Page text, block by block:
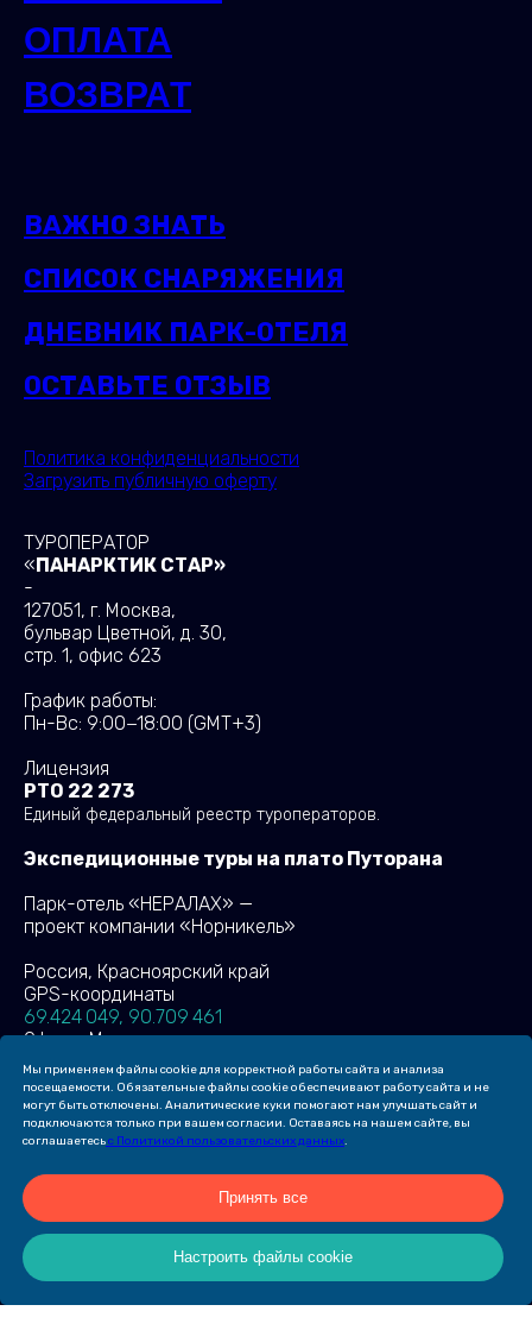
ОПЛАТА
ВОЗВРАТ
ВАЖНО ЗНАТЬ
СПИСОК СНАРЯЖЕНИЯ
ДНЕВНИК ПАРК-ОТЕЛЯ
ОСТАВЬТЕ ОТЗЫВ
Политика конфиденциальности
Загрузить публичную оферту
ТУРОПЕРАТОР
«ПАНАРКТИК СТАР»
-
127051, г. Москва,
бульвар Цветной, д. 30,
стр. 1, офис 623
График работы:
Пн-Вс: 9:00−18:00 (GMT+3)
Лицензия
РТО 22 273
Единый федеральный реестр туроператоров.
Экспедиционные туры на плато Путорана
Парк-отель «НЕРАЛАХ» —
проект компании «Норникель»
Россия, Красноярский край
GPS-координаты
69.424 049, 90.709 461
Офис в Москве:
127051, г. Москва,
бульвар Цветной, д. 30,
стр. 1, офис 623
(c) 2026 ПАРК-ОТЕЛЬ «НЕРАЛАХ»
Создание сайта Leto. Website
компания «Пиксель Плюс»
Мы применяем файлы cookie для корректной работы сайта и анализа
посещаемости. Обязательные файлы cookie обеспечивают работу сайта и не
могут быть отключены. Аналитические куки помогают нам улучшать сайт и
подключаются только при вашем согласии. Оставаясь на нашем сайте, вы
соглашаетесьс Политикой пользовательских данных.
Принять все
Настроить файлы cookie